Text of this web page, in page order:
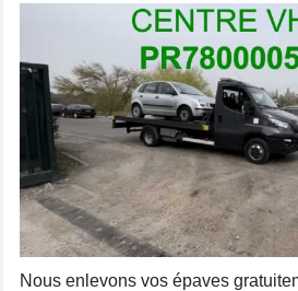
Nous enlevons vos épaves